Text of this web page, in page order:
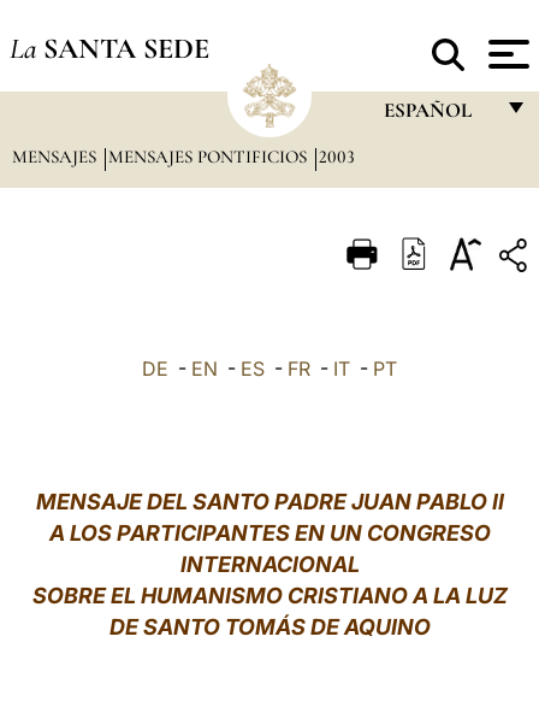
La SANTA SEDE
ESPAÑOL
ITALIANO
中文
MENSAJES MENSAJES PONTIFICIOS 2003
DE - EN - ES - FR - IT - PT
MENSAJE DEL SANTO PADRE JUAN PABLO II
A LOS PARTICIPANTES EN UN CONGRESO
INTERNACIONAL
SOBRE EL HUMANISMO CRISTIANO A LA LUZ
DE SANTO TOMÁS DE AQUINO